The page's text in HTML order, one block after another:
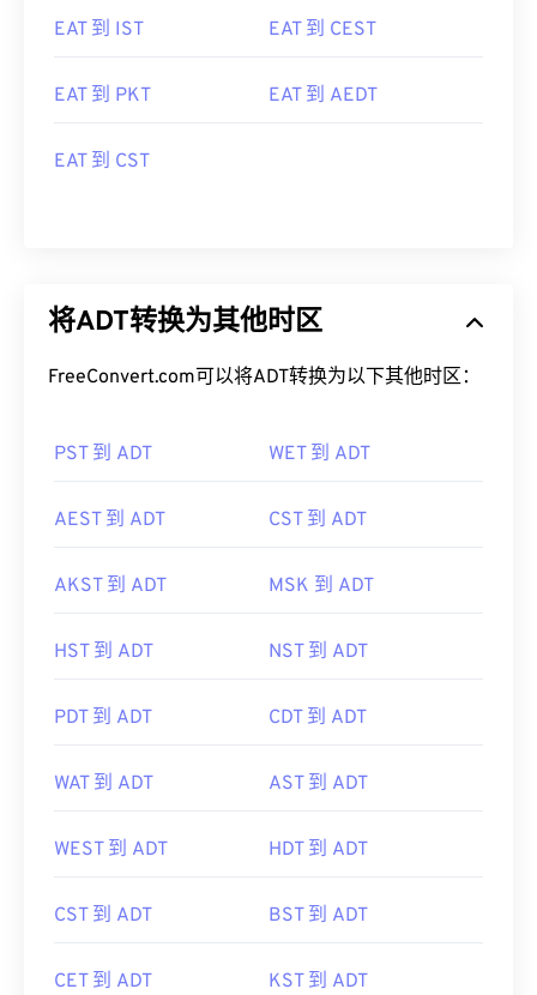
EAT 到 IST EAT 到 CEST
EAT 到 PKT EAT 到 AEDT
EAT 到 CST
将ADT转换为其他时区
FreeConvert.com可以将ADT转换为以下其他时区：
PST 到 ADT WET 到 ADT
AEST 到 ADT CST 到 ADT
AKST 到 ADT MSK 到 ADT
HST 到 ADT NST 到 ADT
PDT 到 ADT CDT 到 ADT
WAT 到 ADT AST 到 ADT
WEST 到 ADT HDT 到 ADT
CST 到 ADT BST 到 ADT
CET 到 ADT KST 到 ADT